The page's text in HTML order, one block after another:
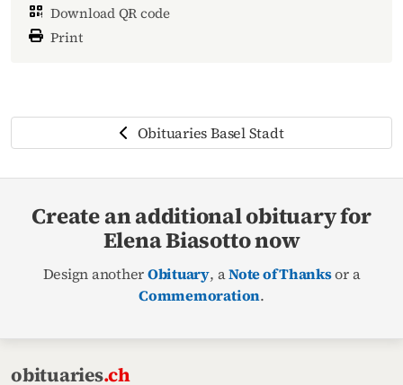
Download QR code
Print
Obituaries Basel Stadt
Create an additional obituary for
Elena Biasotto now
Design anotherObituary, aNote of Thanksor a
Commemoration.
obituaries.ch